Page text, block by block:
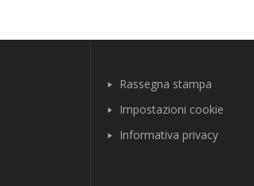
Rassegna stampa
Impostazioni cookie
Informativa privacy